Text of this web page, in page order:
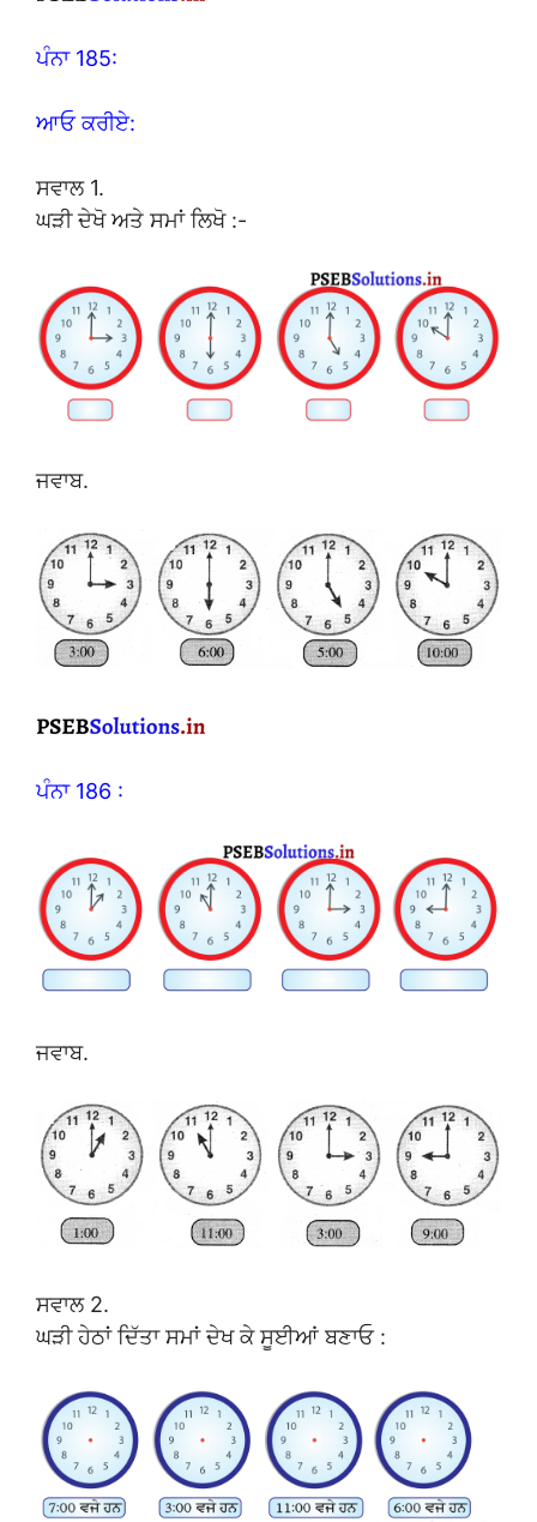
ਪੰਨਾ 185:
ਆਓ ਕਰੀਏ:
ਸਵਾਲ 1.
ਘੜੀ ਦੇਖੋ ਅਤੇ ਸਮਾਂ ਲਿਖੋ :-
ਜਵਾਬ.
ਪੰਨਾ 186 :
ਜਵਾਬ.
ਸਵਾਲ 2.
ਘੜੀ ਹੇਠਾਂ ਦਿੱਤਾ ਸਮਾਂ ਦੇਖ ਕੇ ਸੂਈਆਂ ਬਣਾਓ :